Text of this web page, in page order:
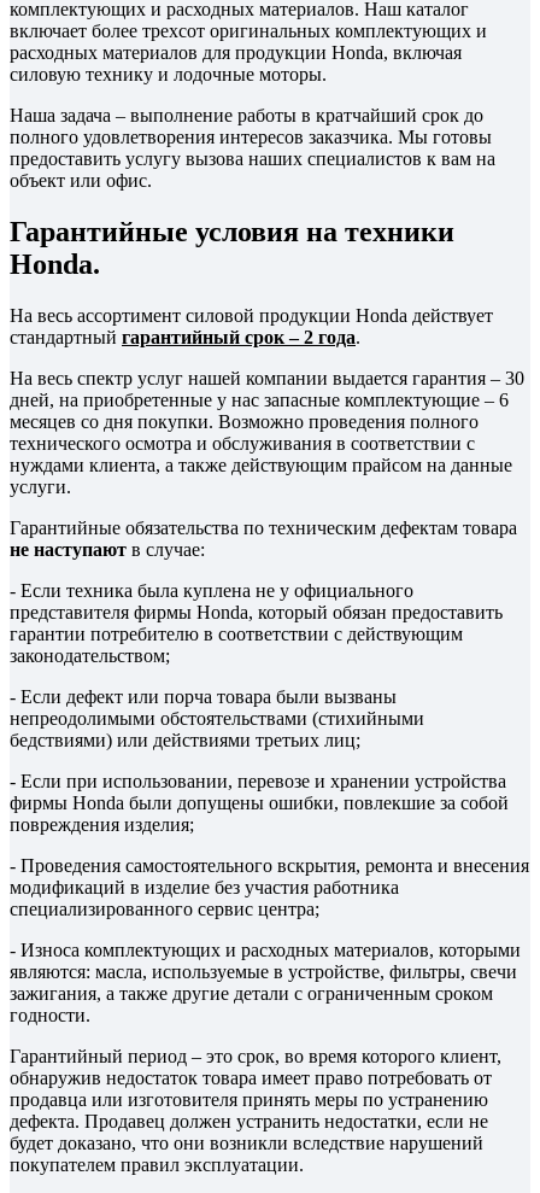
комплектующих и расходных материалов. Наш каталог
включает более трехсот оригинальных комплектующих и
расходных материалов для продукции Honda, включая
силовую технику и лодочные моторы.
Наша задача – выполнение работы в кратчайший срок до
полного удовлетворения интересов заказчика. Мы готовы
предоставить услугу вызова наших специалистов к вам на
объект или офис.
Гарантийные условия на техники
Honda.
На весь ассортимент силовой продукции Honda действует
стандартный гарантийный срок – 2 года.
На весь спектр услуг нашей компании выдается гарантия – 30
дней, на приобретенные у нас запасные комплектующие – 6
месяцев со дня покупки. Возможно проведения полного
технического осмотра и обслуживания в соответствии с
нуждами клиента, а также действующим прайсом на данные
услуги.
Гарантийные обязательства по техническим дефектам товара
не наступают в случае:
- Если техника была куплена не у официального
представителя фирмы Honda, который обязан предоставить
гарантии потребителю в соответствии с действующим
законодательством;
- Если дефект или порча товара были вызваны
непреодолимыми обстоятельствами (стихийными
бедствиями) или действиями третьих лиц;
- Если при использовании, перевозе и хранении устройства
фирмы Honda были допущены ошибки, повлекшие за собой
повреждения изделия;
- Проведения самостоятельного вскрытия, ремонта и внесения
модификаций в изделие без участия работника
специализированного сервис центра;
- Износа комплектующих и расходных материалов, которыми
являются: масла, используемые в устройстве, фильтры, свечи
зажигания, а также другие детали с ограниченным сроком
годности.
Гарантийный период – это срок, во время которого клиент,
обнаружив недостаток товара имеет право потребовать от
продавца или изготовителя принять меры по устранению
дефекта. Продавец должен устранить недостатки, если не
будет доказано, что они возникли вследствие нарушений
покупателем правил эксплуатации.